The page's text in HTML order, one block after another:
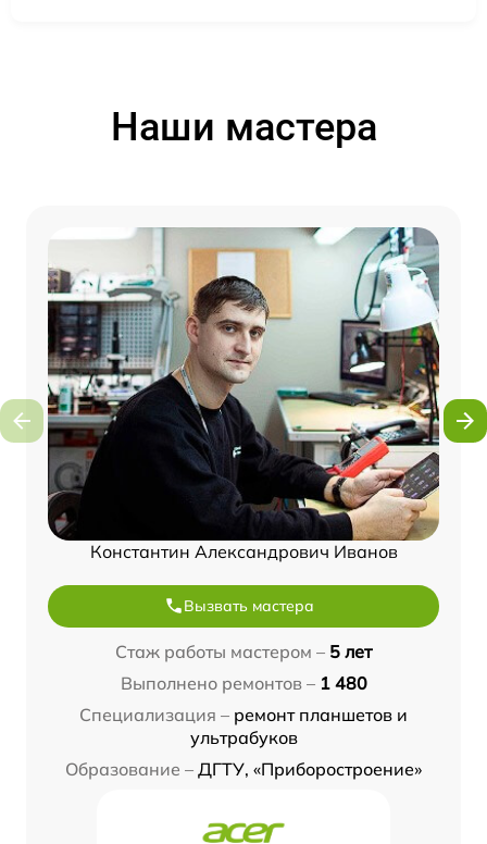
Наши мастера
Константин Александрович Иванов
Вызвать мастера
Стаж работы мастером – 5 лет
Выполнено ремонтов – 1 480
Специализация – ремонт планшетов и
ультрабуков
Образование – ДГТУ, «Приборостроение»